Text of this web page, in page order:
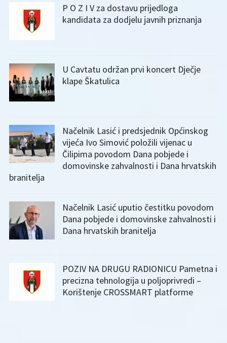
P O Z I V za dostavu prijedloga
kandidata za dodjelu javnih priznanja
U Cavtatu održan prvi koncert Dječje
klape Škatulica
Načelnik Lasić i predsjednik Općinskog
vijeća Ivo Simović položili vijenac u
Čilipima povodom Dana pobjede i
domovinske zahvalnosti i Dana hrvatskih
branitelja
Načelnik Lasić uputio čestitku povodom
Dana pobjede i domovinske zahvalnosti i
Dana hrvatskih branitelja
POZIV NA DRUGU RADIONICU Pametna i
precizna tehnologija u poljoprivredi –
Korištenje CROSSMART platforme